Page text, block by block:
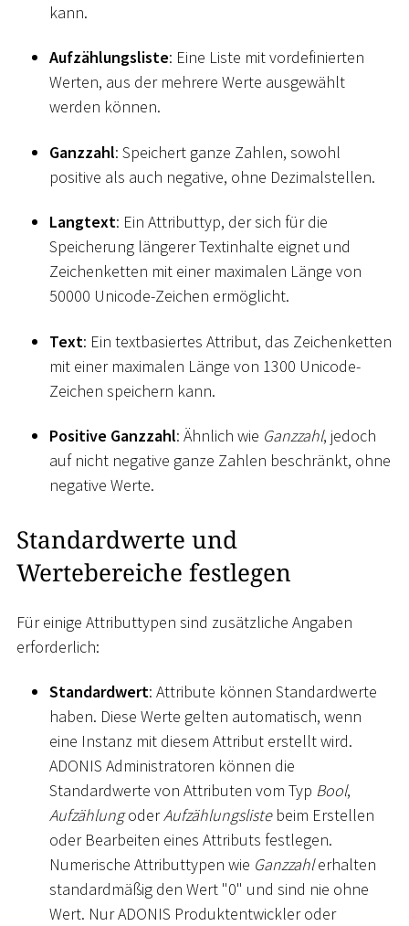
kann.
Aufzählungsliste: Eine Liste mit vordefinierten
Werten, aus der mehrere Werte ausgewählt
werden können.
Ganzzahl: Speichert ganze Zahlen, sowohl
positive als auch negative, ohne Dezimalstellen.
Langtext: Ein Attributtyp, der sich für die
Speicherung längerer Textinhalte eignet und
Zeichenketten mit einer maximalen Länge von
50000 Unicode-Zeichen ermöglicht.
Text: Ein textbasiertes Attribut, das Zeichenketten
mit einer maximalen Länge von 1300 Unicode-
Zeichen speichern kann.
Positive Ganzzahl: Ähnlich wie Ganzzahl, jedoch
auf nicht negative ganze Zahlen beschränkt, ohne
negative Werte.
Standardwerte und
Wertebereiche festlegen
Für einige Attributtypen sind zusätzliche Angaben
erforderlich:
Standardwert: Attribute können Standardwerte
haben. Diese Werte gelten automatisch, wenn
eine Instanz mit diesem Attribut erstellt wird.
ADONIS Administratoren können die
Standardwerte von Attributen vom Typ Bool,
AufzählungoderAufzählungslistebeim Erstellen
oder Bearbeiten eines Attributs festlegen.
Numerische Attributtypen wie Ganzzahlerhalten
standardmäßig den Wert "0" und sind nie ohne
Wert. Nur ADONIS Produktentwickler oder